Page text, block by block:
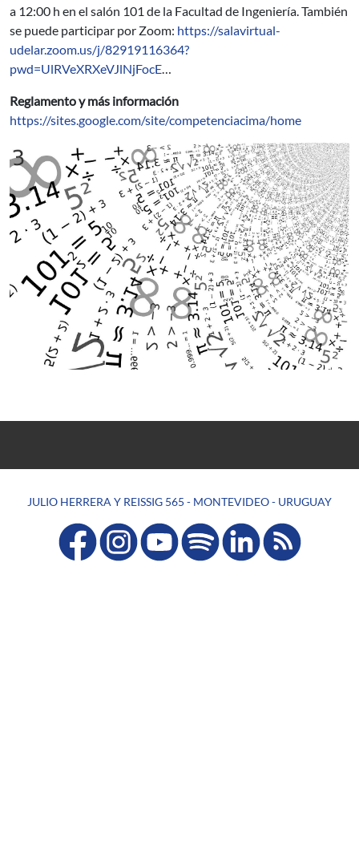
a 12:00 h en el salón 101 de la Facultad de Ingeniería. También
se puede participar por Zoom: https://salavirtual-
udelar.zoom.us/j/82919116364?
pwd=UlRVeXRXeVJlNjFocE…
Reglamento y más información
https://sites.google.com/site/competenciacima/home
JULIO HERRERA Y REISSIG 565 - MONTEVIDEO - URUGUAY